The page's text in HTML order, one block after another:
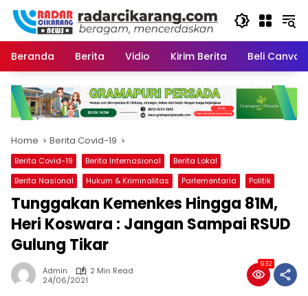
Skip
content
Beranda
Berita Vidio Kirim Berita Beli
Home Berita Covid-19
Berita Covid-19 Berita Internasional
Berita Lokal
Berita Nasional
Hukum & Kriminalitas Parlementaria Politik
Tunggakan Kemenkes Hingga 81M,
Heri Koswara : Jangan Sampai RSUD
Gulung Tikar
Admin
2 Min Read
24/06/2021
932